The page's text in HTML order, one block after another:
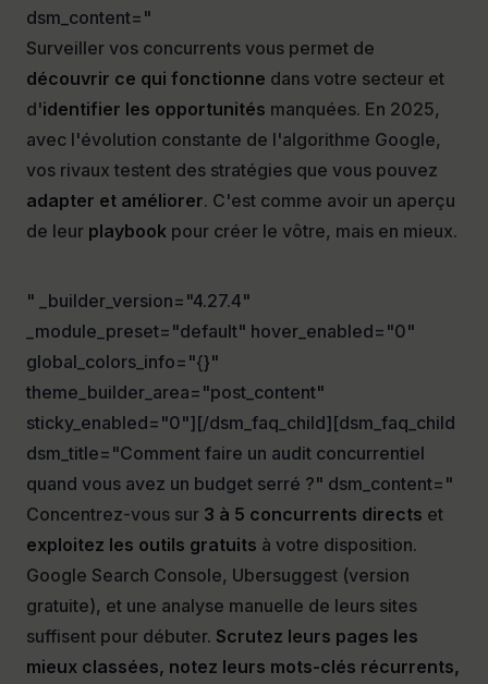
dsm_content="
Surveiller vos concurrents vous permet de
découvrir ce qui fonctionne dans votre secteur et
d'identifier les opportunités manquées. En 2025,
avec l'évolution constante de l'algorithme Google,
vos rivaux testent des stratégies que vous pouvez
adapter et améliorer. C'est comme avoir un aperçu
de leur playbook pour créer le vôtre, mais en mieux.
" _builder_version="4.27.4"
_module_preset="default" hover_enabled="0"
global_colors_info="{}"
theme_builder_area="post_content"
sticky_enabled="0"][/dsm_faq_child][dsm_faq_child
dsm_title="Comment faire un audit concurrentiel
quand vous avez un budget serré ?" dsm_content="
Concentrez-vous sur 3 à 5 concurrents directs et
exploitez les outils gratuits à votre disposition.
Google Search Console, Ubersuggest (version
gratuite), et une analyse manuelle de leurs sites
suffisent pour débuter. Scrutez leurs pages les
mieux classées, notez leurs mots-clés récurrents,